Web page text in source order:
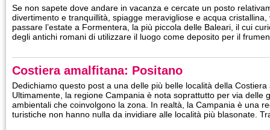
Se non sapete dove andare in vacanza e cercate un posto
divertimento e tranquillità, spiagge meravigliose e acqua
passare l’estate a Formentera, la più piccola delle Baleari, il cui
degli antichi romani di utilizzare il luogo come deposito per il
Costiera amalfitana: Positano
Dedichiamo questo post a una delle più belle località della
Ultimamente, la regione Campania è nota soprattutto per via delle
ambientali che coinvolgono la zona. In realtà, la Campania è una
turistiche non hanno nulla da invidiare alle località più blasonate.